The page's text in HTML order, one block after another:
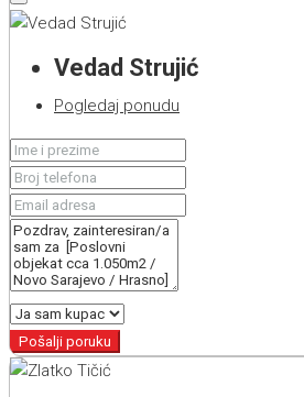
Vedad Strujić
Pogledaj ponudu
Pošalji poruku